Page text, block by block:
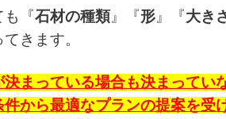
も『石材の種類 』『形 』『大き
きます。
まっている場合も決まってい
から最適なプランの提案を受